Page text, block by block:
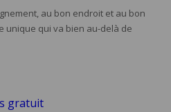
au bon endroit et au bon
unique qui va bien au-delà de
gratuit